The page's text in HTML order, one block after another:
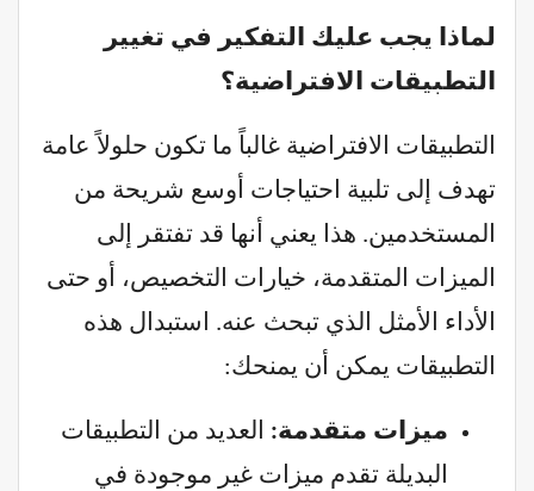
لماذا يجب عليك التفكير في تغيير
التطبيقات الافتراضية؟
التطبيقات الافتراضية غالباً ما تكون حلولاً عامة
تهدف إلى تلبية احتياجات أوسع شريحة من
المستخدمين. هذا يعني أنها قد تفتقر إلى
الميزات المتقدمة، خيارات التخصيص، أو حتى
الأداء الأمثل الذي تبحث عنه. استبدال هذه
التطبيقات يمكن أن يمنحك:
ميزات متقدمة: العديد من التطبيقات
البديلة تقدم ميزات غير موجودة في